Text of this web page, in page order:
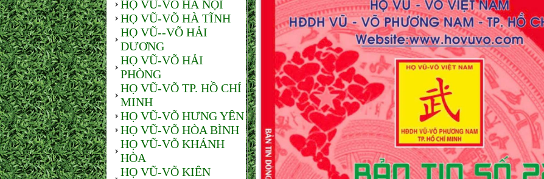
HỌ VŨ-VÕ HÀ NỘI
HỌ VŨ-VÕ HÀ TĨNH
HỌ VŨ--VÕ HẢI
DƯƠNG
HỌ VŨ-VÕ HẢI
PHÒNG
HỌ VŨ-VÕ TP. HỒ CHÍ
MINH
HỌ VŨ-VÕ HƯNG YÊN
HỌ VŨ-VÕ HÒA BÌNH
HỌ VŨ-VÕ KHÁNH
HÒA
HỌ VŨ-VÕ KIÊN